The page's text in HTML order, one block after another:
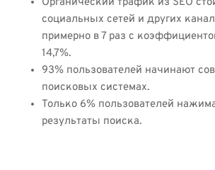
Органический трафик из SEO
социальных сетей и других
примерно в 7 раз с
14,7%.
93% пользователей начинают
поисковых системах.
Только 6% пользователей
результаты поиска.